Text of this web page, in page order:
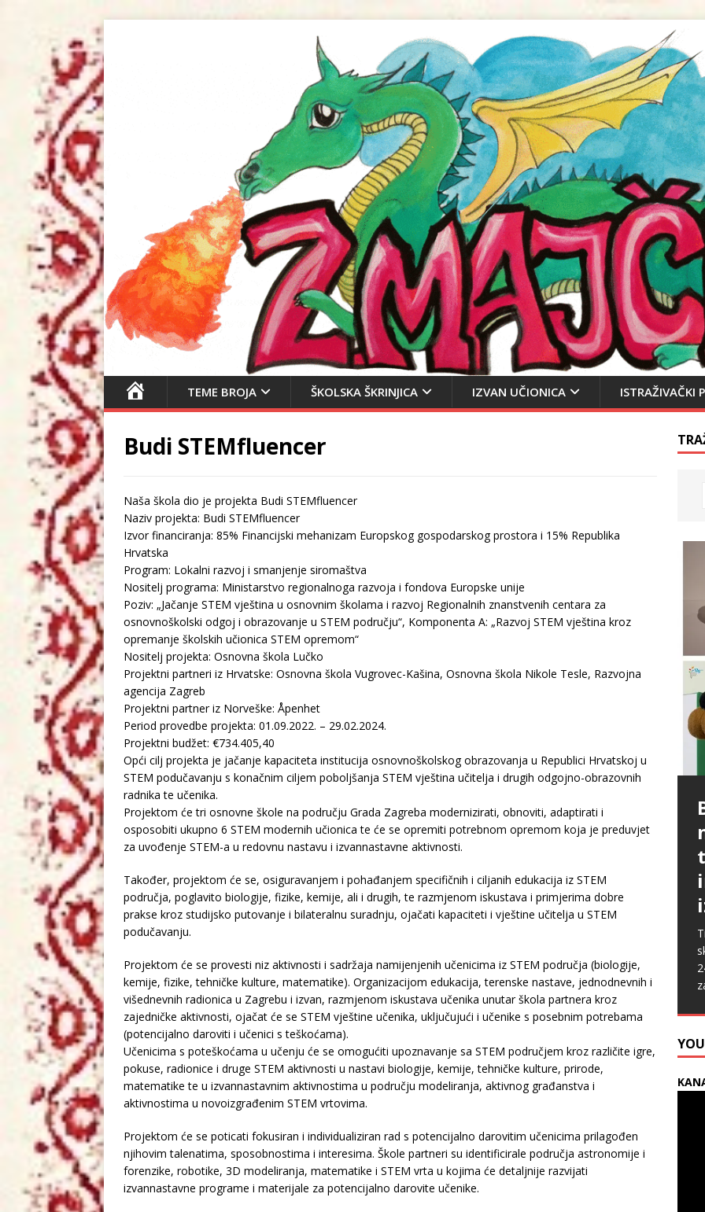
A
L
N
I
C
A
TEME BROJA ŠKOLSKA ŠKRINJICA IZVAN UČIONICA ISTRAŽIVAČKI
Budi STEMfluencer
Naša škola dio je projekta Budi STEMfluencer
Naziv projekta: Budi STEMfluencer
Izvor financiranja: 85% Financijski mehanizam Europskog gospodarskog prostora i 15% Republika
Hrvatska
Program: Lokalni razvoj i smanjenje siromaštva
Nositelj programa: Ministarstvo regionalnoga razvoja i fondova Europske unije
Poziv: „Jačanje STEM vještina u osnovnim školama i razvoj Regionalnih znanstvenih centara za
osnovnoškolski odgoj i obrazovanje u STEM području“, Komponenta A: „Razvoj STEM vještina kroz
opremanje školskih učionica STEM opremom“
Nositelj projekta: Osnovna škola Lučko
Projektni partneri iz Hrvatske: Osnovna škola Vugrovec-Kašina, Osnovna škola Nikole Tesle, Razvojna
agencija Zagreb
Projektni partner iz Norveške: Åpenhet
Period provedbe projekta: 01.09.2022. – 29.02.2024.
Projektni budžet: €734.405,40
Opći cilj projekta je jačanje kapaciteta institucija osnovnoškolskog obrazovanja u Republici Hrvatskoj u
STEM podučavanju s konačnim ciljem poboljšanja STEM vještina učitelja i drugih odgojno-obrazovnih
radnika te učenika.
Projektom će tri osnovne škole na području Grada Zagreba modernizirati, obnoviti, adaptirati i
osposobiti ukupno 6 STEM modernih učionica te će se opremiti potrebnom opremom koja je preduvjet
za uvođenje STEM-a u redovnu nastavu i izvannastavne aktivnosti.
Također, projektom će se, osiguravanjem i pohađanjem specifičnih i ciljanih edukacija iz STEM
područja, poglavito biologije, fizike, kemije, ali i drugih, te razmjenom iskustava i primjerima dobre
prakse kroz studijsko putovanje i bilateralnu suradnju, ojačati kapaciteti i vještine učitelja u STEM
podučavanju.
Projektom će se provesti niz aktivnosti i sadržaja namijenjenih učenicima iz STEM područja (biologije,
kemije, fizike, tehničke kulture, matematike). Organizacijom edukacija, terenske nastave, jednodnevnih i
višednevnih radionica u Zagrebu i izvan, razmjenom iskustava učenika unutar škola partnera kroz
zajedničke aktivnosti, ojačat će se STEM vještine učenika, uključujući i učenike s posebnim potrebama
(potencijalno daroviti i učenici s teškoćama).
Učenicima s poteškoćama u učenju će se omogućiti upoznavanje sa STEM područjem kroz različite igre,
pokuse, radionice i druge STEM aktivnosti u nastavi biologije, kemije, tehničke kulture, prirode,
matematike te u izvannastavnim aktivnostima u području modeliranja, aktivnog građanstva i
aktivnostima u novoizgrađenim STEM vrtovima.
Projektom će se poticati fokusiran i individualiziran rad s potencijalno darovitim učenicima prilagođen
njihovim talenatima, sposobnostima i interesima. Škole partneri su identificirale područja astronomije i
forenzike, robotike, 3D modeliranja, matematike i STEM vrta u kojima će detaljnije razvijati
izvannastavne programe i materijale za potencijalno darovite učenike.
[…]